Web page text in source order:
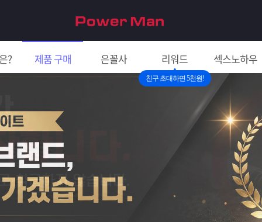
? 제품 구매 은꼴사 리워드
친구 초대하면 5천원!
섹스노하우